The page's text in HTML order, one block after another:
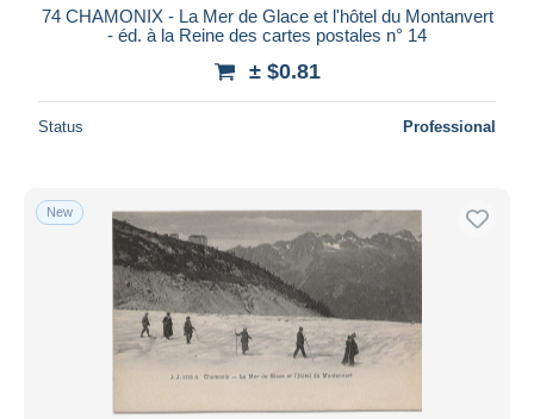
74 CHAMONIX - La Mer de Glace et l'hôtel du Montanvert
- éd. à la Reine des cartes postales n° 14
± $0.81
Status Professional
New